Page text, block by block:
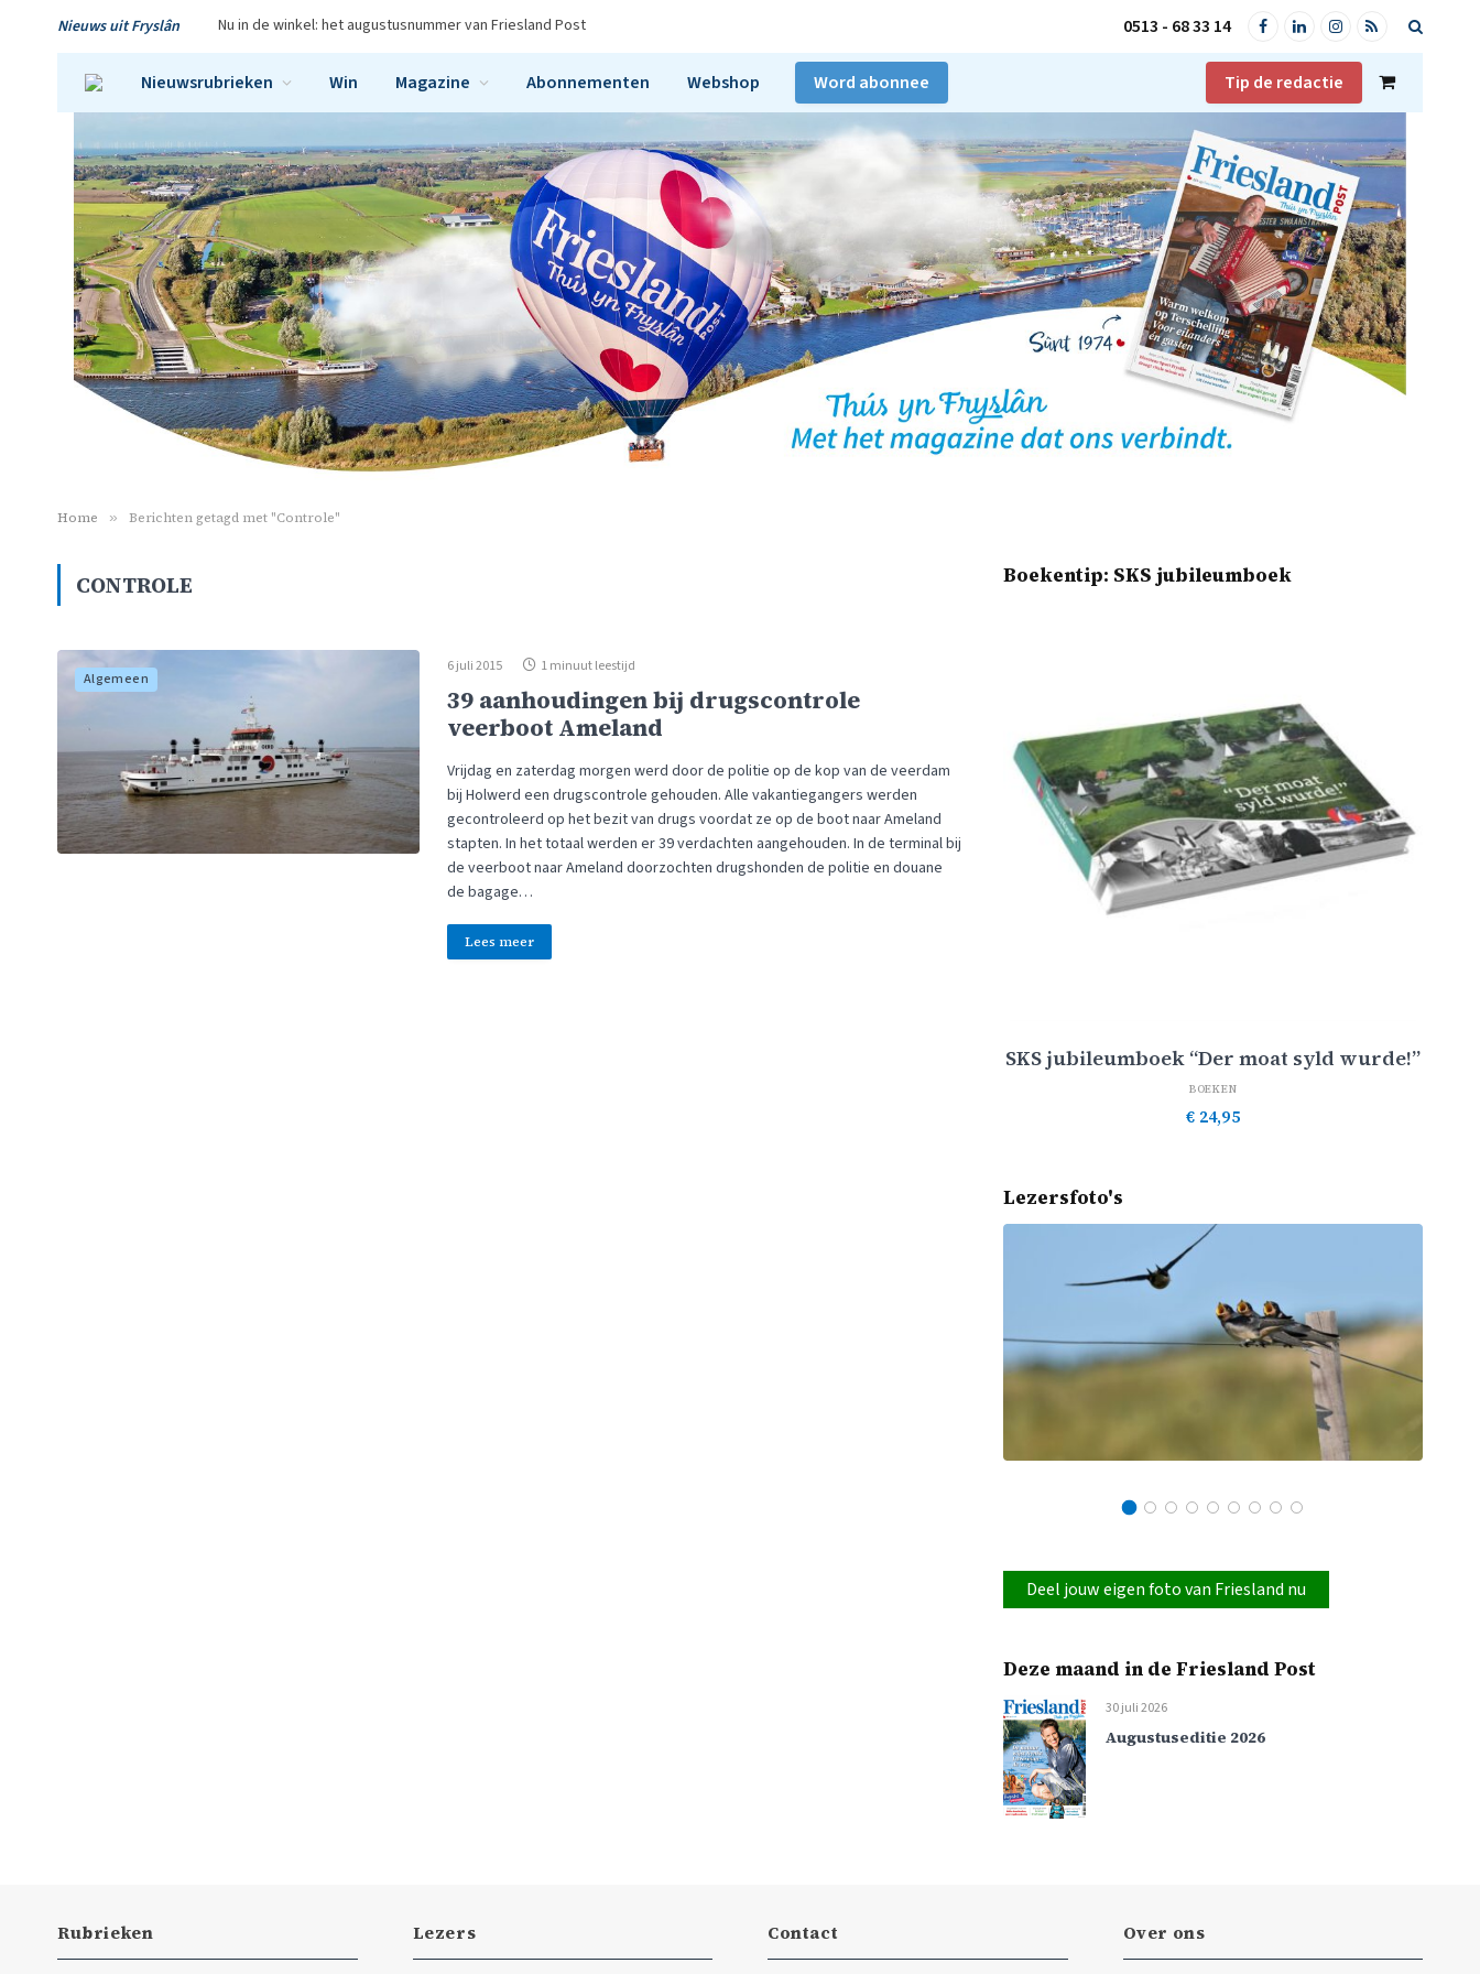
Nieuws uit Fryslân Nu in de winkel: het augustusnummer van Friesland Post 0513 - 68 33 14 FacebookLinkedInInstagram
RSS
Nieuwsrubrieken Win Magazine Abonnementen Webshop Word abonnee Tip de redactie
Shopping
Cart
Home » Berichten getagd met "Controle"
CONTROLE
Algemeen
6 juli 2015 1 minuut leestijd
39 aanhoudingen bij drugscontrole
veerboot Ameland
Vrijdag en zaterdag morgen werd door de politie op de kop van de veerdam
bij Holwerd een drugscontrole gehouden. Alle vakantiegangers werden
gecontroleerd op het bezit van drugs voordat ze op de boot naar Ameland
stapten. In het totaal werden er 39 verdachten aangehouden. In de terminal bij
de veerboot naar Ameland doorzochten drugshonden de politie en douane
de bagage…
Lees meer
Boekentip: SKS jubileumboek
SKS jubileumboek “Der moat syld wurde!”
BOEKEN
€ 24,95
Lezersfoto's
Deel jouw eigen foto van Friesland nu
Deze maand in de Friesland Post
30 juli 2026
Augustuseditie 2026
Rubrieken Lezers Contact Over ons